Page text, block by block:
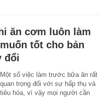
ăn cơm luôn làm
tốt cho bản
đổi
Một số việc làm trước bữa ăn rất
quan trọng đối với sự hấp thụ và
tiêu hóa, vì vậy mọi người cần